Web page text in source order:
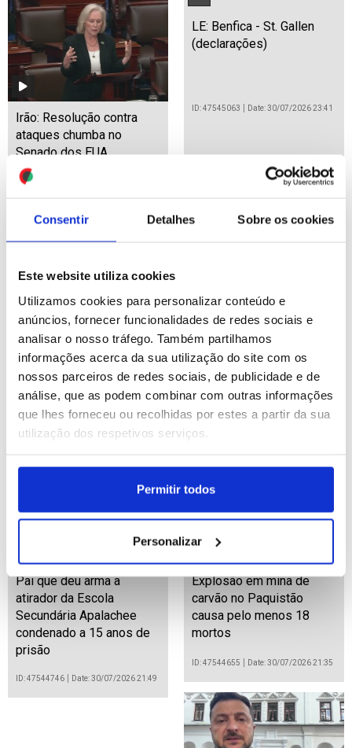
Consentir Detalhes Sobre os cookies
Este website utiliza cookies
Utilizamos cookies para personalizar conteúdo e
anúncios, fornecer funcionalidades de redes sociais e
analisar o nosso tráfego. Também partilhamos
informações acerca da sua utilização do site com os
nossos parceiros de redes sociais, de publicidade e de
análise, que as podem combinar com outras informações
que lhes forneceu ou recolhidas por estes a partir da sua
utilização dos respetivos serviços.
Permitir todos
Personalizar
Irão: Resolução contra
ataques chumba no
Senado dos EUA
LE: Benfica - St. Gallen
(declarações)
ID: 47545063 Date: 30/07/2026 23:41
Nove migrantes morreram
ao tentar chegar a nado ao
enclave de Ceuta
Pai que deu arma a
atirador da Escola
Secundária Apalachee
condenado a 15 anos de
prisão
ID: 47544746 Date: 30/07/2026 21:49
Explosão em mina de
carvão no Paquistão
causa pelo menos 18
mortos
ID: 47544655 Date: 30/07/2026 21:35